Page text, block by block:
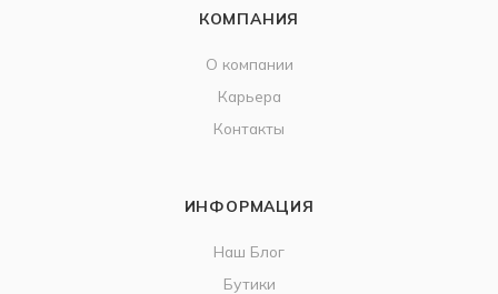
КОМПАНИЯ
О компании
Карьера
Контакты
ИНФОРМАЦИЯ
Наш Блог
Бутики